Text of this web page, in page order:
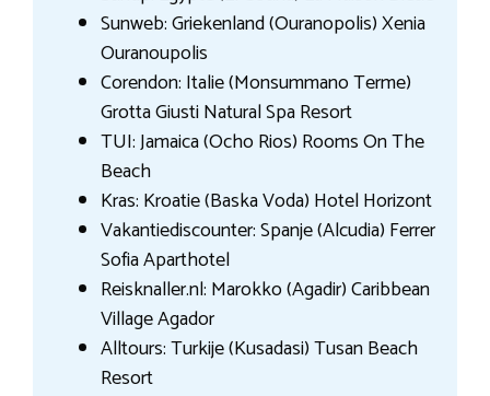
Sunweb: Griekenland (Ouranopolis) Xenia
Ouranoupolis
Corendon: Italie (Monsummano Terme)
Grotta Giusti Natural Spa Resort
TUI: Jamaica (Ocho Rios) Rooms On The
Beach
Kras: Kroatie (Baska Voda) Hotel Horizont
Vakantiediscounter: Spanje (Alcudia) Ferrer
Sofia Aparthotel
Reisknaller.nl: Marokko (Agadir) Caribbean
Village Agador
Alltours: Turkije (Kusadasi) Tusan Beach
Resort